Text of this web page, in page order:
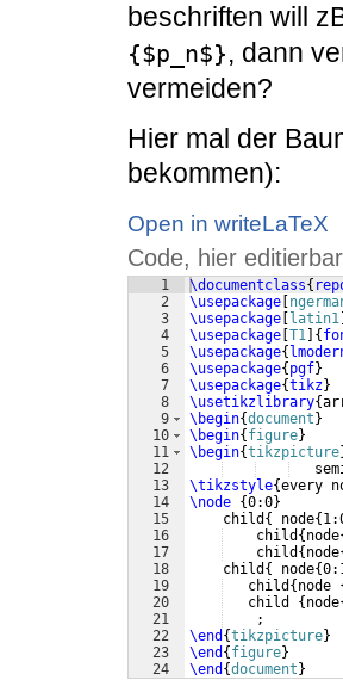
beschriften will
{$p_n$}, dann
vermeiden?
Hier mal der
bekommen):
Open in writeLaTeX
Code, hier
1
2
3
4
5
6
7
8
9
10
11
12
13
14
15
16
17
18
19
20
21
22
23
24
\documentclass{
\usepackage
\usepackage
latin1
\usepackage T1 {
\usepackage{
\usepackage{ pgf}
\usepackage{tikz}
\usetikzlibrary{
\begin{document }
\begin{ figure}
\begin{tikzpicture
\tikzstyle{every
\node {0:0}
    child
{ node{
    child
{ node
    child
{ node
    child
{ node{
   child
{ node
   child
{ node
    ;
\end {tikzpicture}
\end { figure}
\end {document }